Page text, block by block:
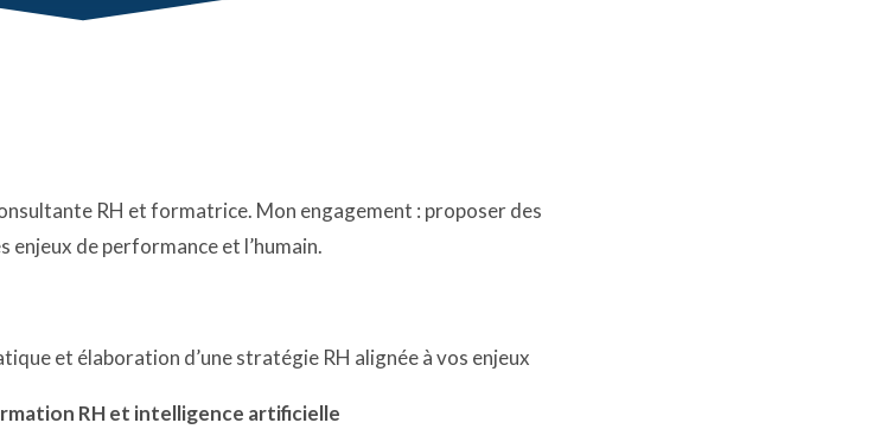
RH et formatrice. Mon engagement : proposer des
de performance et l’humain.
et élaboration d’une stratégie RH alignée à vos enjeux
RH et intelligence artificielle